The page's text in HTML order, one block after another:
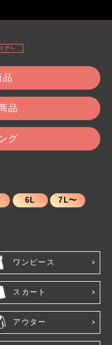
アへ
品
品
グ
6L 7L〜
ワンピース
スカート
アウター